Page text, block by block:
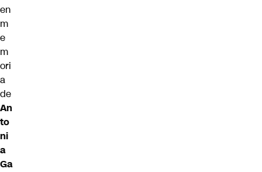
en
m
e
m
ori
a
de
An
to
ni
a
Ga